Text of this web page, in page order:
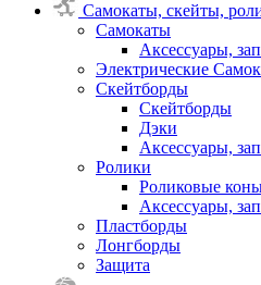
Самокаты, скейты,
Самокаты
Аксессуары,
Электрические
Скейтборды
Скейтборды
Дэки
Аксессуары,
Ролики
Роликовые
Аксессуары,
Пластборды
Лонгборды
Защита